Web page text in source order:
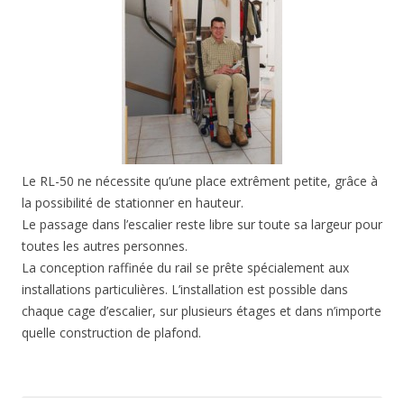
Le RL-50 ne nécessite qu’une place extrêment petite, grâce à
la possibilité de stationner en hauteur.
Le passage dans l’escalier reste libre sur toute sa largeur pour
toutes les autres personnes.
La conception raffinée du rail se prête spécialement aux
installations particulières. L’installation est possible dans
chaque cage d’escalier, sur plusieurs étages et dans n’importe
quelle construction de plafond.